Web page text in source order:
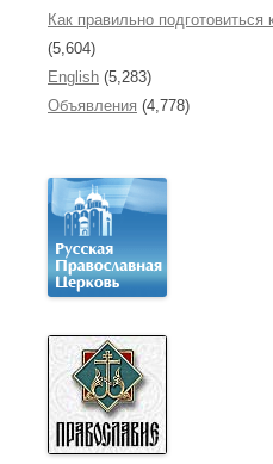
Как правильно
(5,604)
English (5,283)
Объявления (4,778)